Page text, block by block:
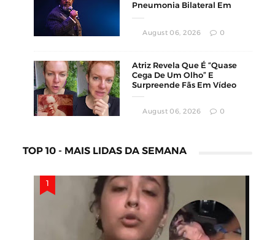
Pneumonia Bilateral Em
August 06, 2026 0
Atriz Revela Que É “Quase
Cega De Um Olho” E
Surpreende Fãs Em Vídeo
August 06, 2026 0
TOP 10 - MAIS LIDAS DA SEMANA